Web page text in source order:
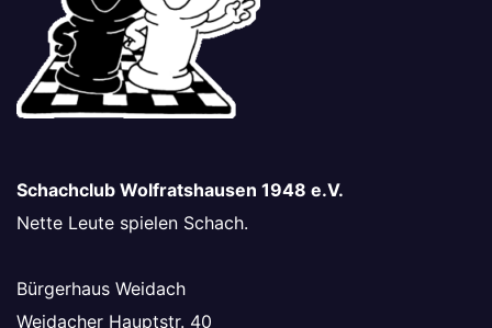
Schachclub Wolfratshausen 1948 e.V.
Nette Leute spielen Schach.
Bürgerhaus Weidach
Weidacher Hauptstr. 40